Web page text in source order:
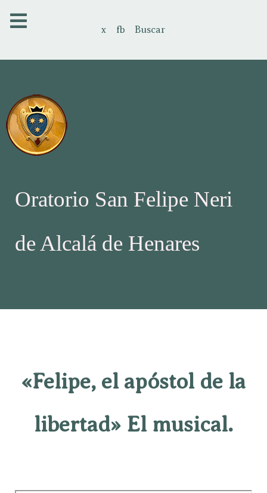
x fb Buscar
Oratorio San Felipe Neri
de Alcalá de Henares
«Felipe, el apóstol de la
libertad» El musical.